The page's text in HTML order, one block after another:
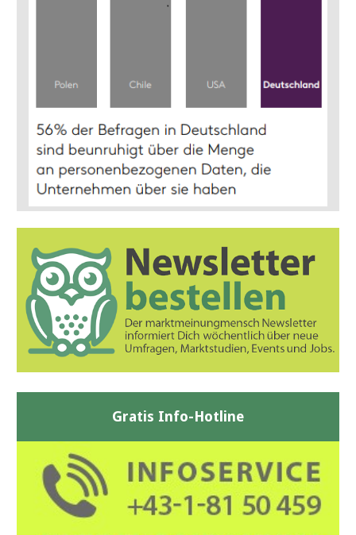
Gratis Info-Hotline